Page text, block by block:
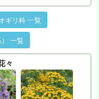
ギリ科 一覧
一覧
々